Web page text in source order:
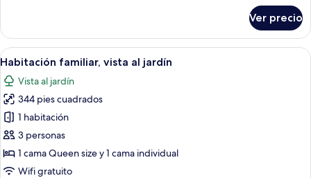
movilidad
reducida
tradicional,
acceso
para
personas
con
movilidad
reducida
Ver precio
Abrir
todas
las
fotos
de
Habitación
familiar,
vista
Una cama con sábanas blancas, dos
4
Habitación familiar, vista al jardín
Vista al jardín
344 pies cuadrados
1 habitación
3 personas
1 cama Queen size y 1 cama individual
Wifi gratuito